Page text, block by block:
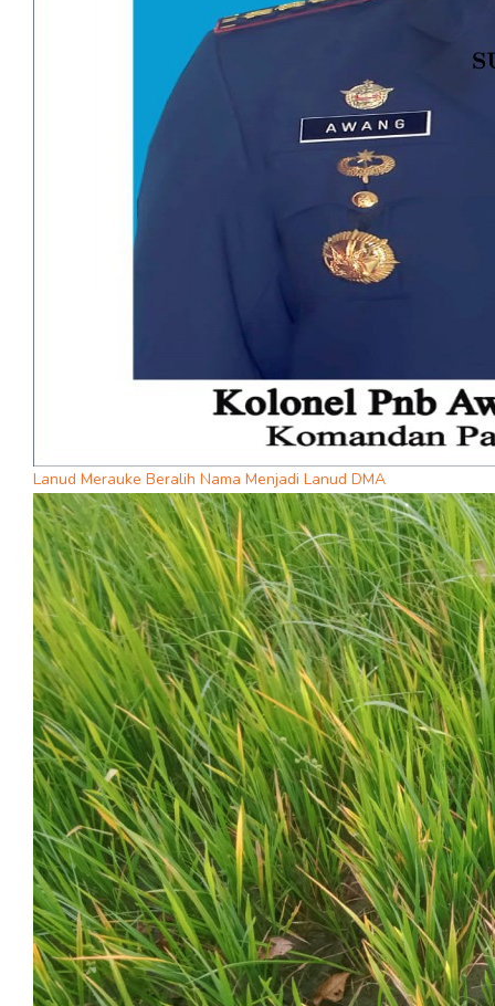
Lanud Merauke Beralih Nama Menjadi Lanud DMA